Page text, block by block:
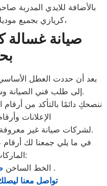
بالأضافة للايدي المدربة
كريازي بجميع موديلاتها القديم منها والحديث،
صيانة غسالة
بعد أن حددت العطل الأساسي
إلى طلب فني الصيانة وشراء بعض قطع الغيار الأصلية.
ننصحكِ دائمًا بالتأكد من أرقام
الإعلانات
لشركات صيانة غير معروفة، ما قد يعرضك لعمليات النصب.
في ما يلي جمعنا لك أرقام
الماركات في حلوان:
الخط الساخن .
تواصل معنا